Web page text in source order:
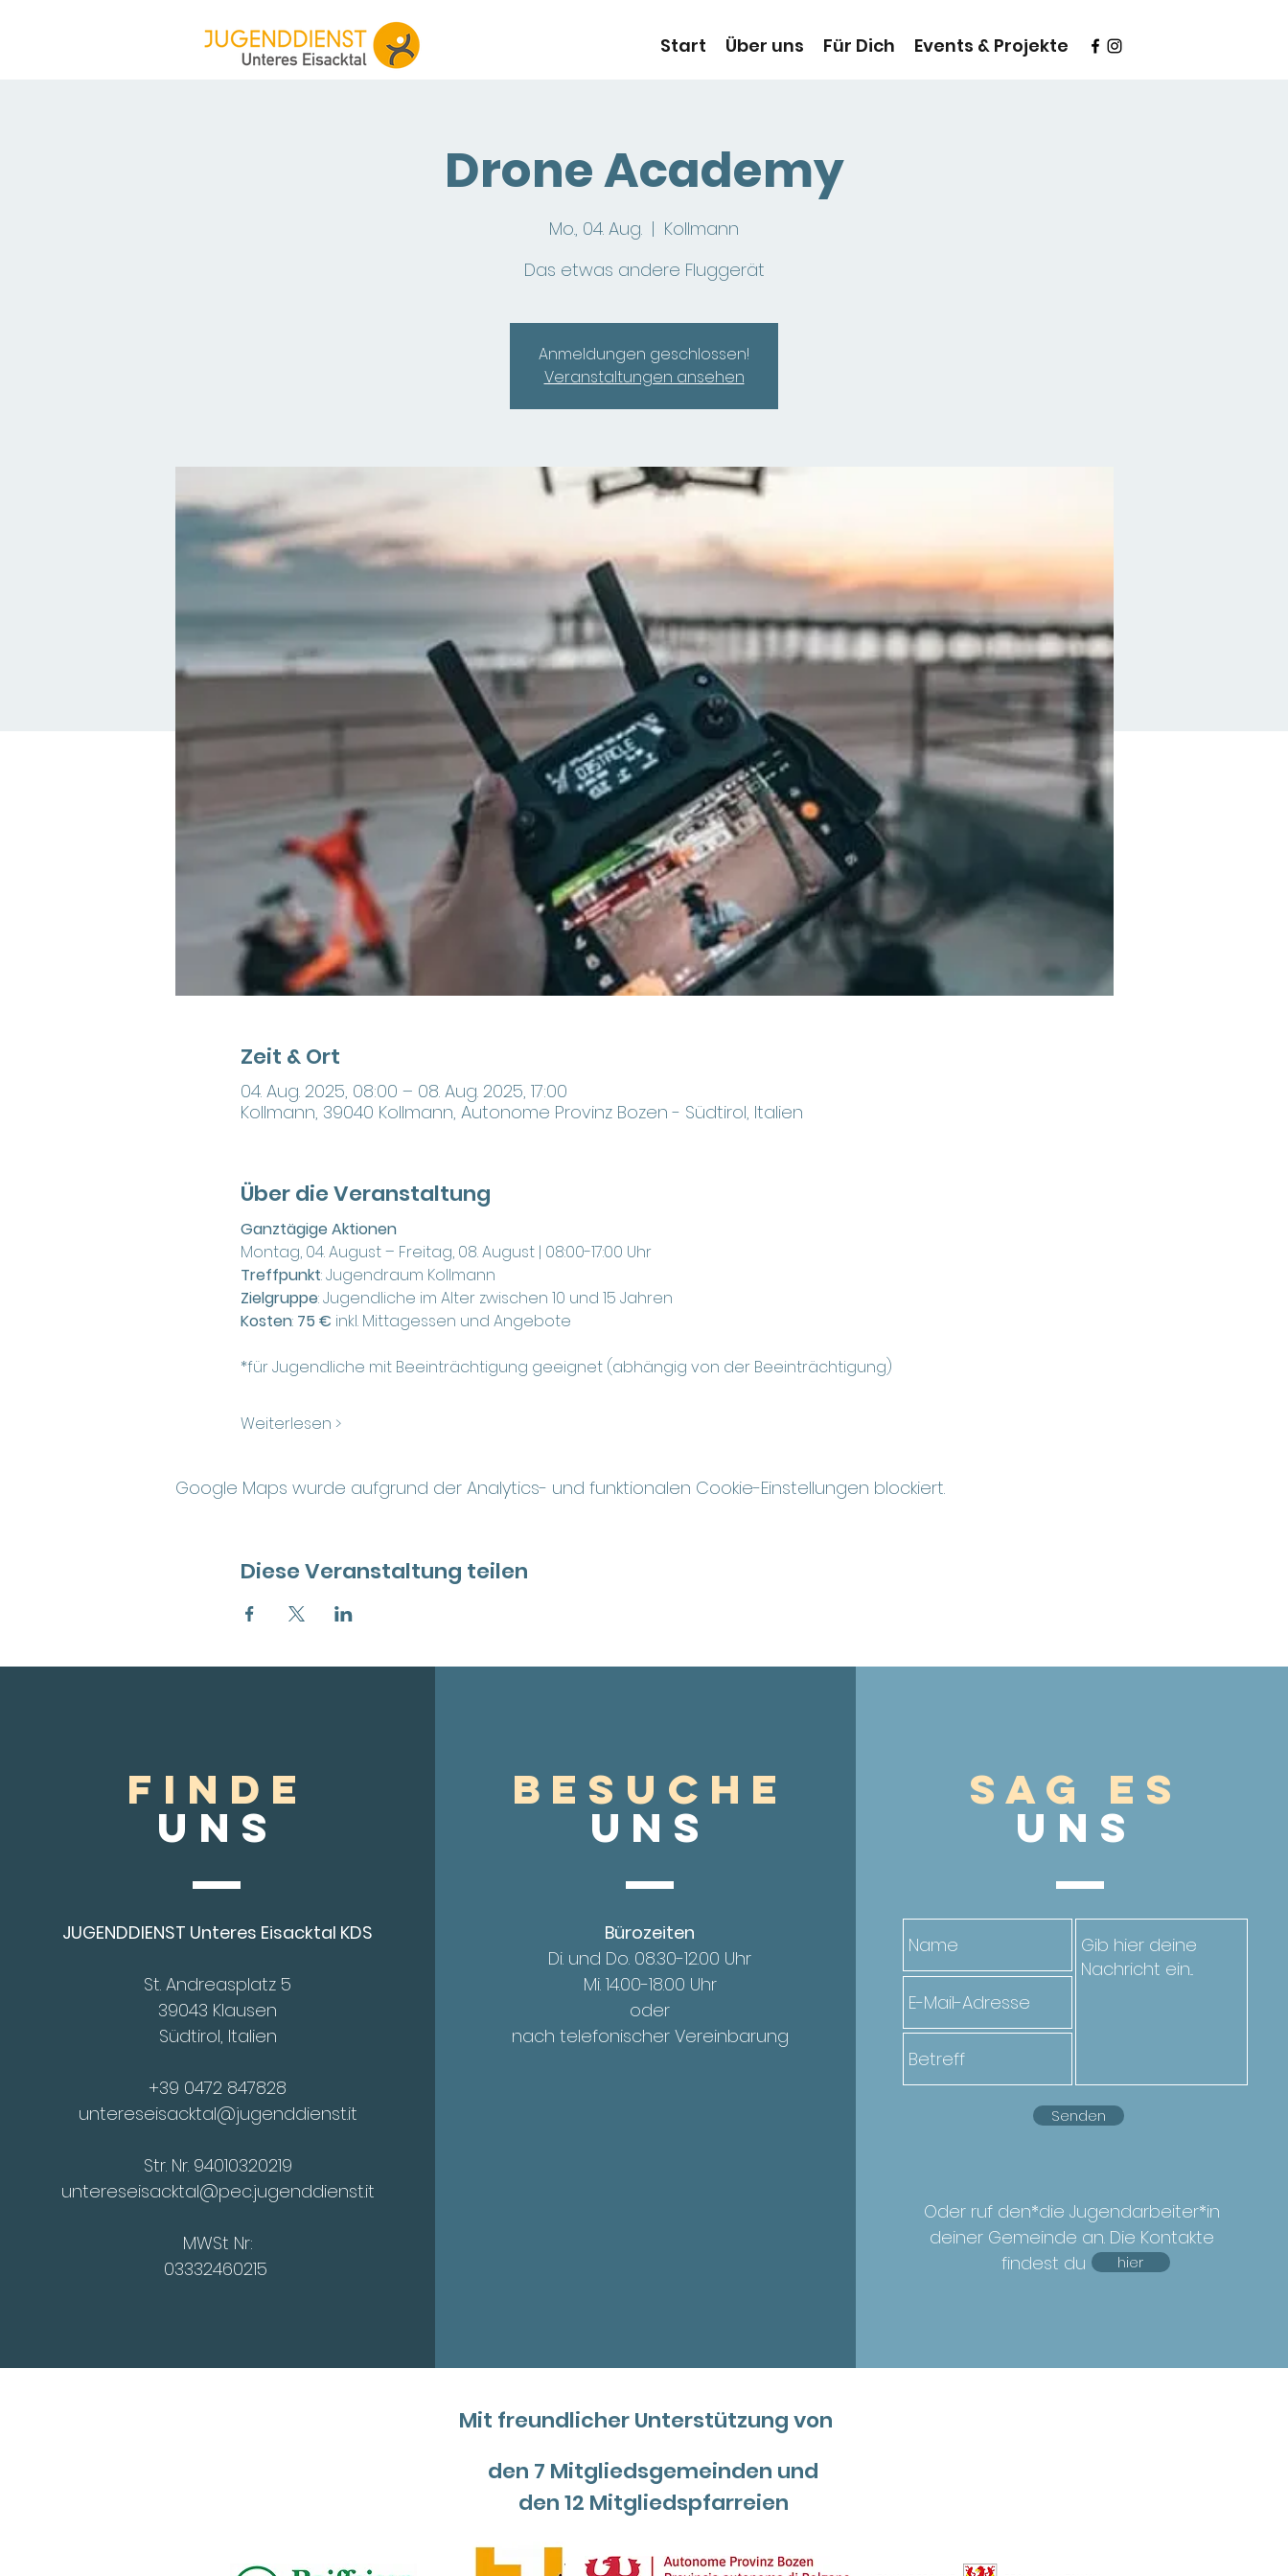
Start Über uns Für Dich Events & Projekte
Drone Academy
Mo., 04. Aug.
  |
Kollmann
Das etwas andere Fluggerät
Anmeldungen geschlossen!
Veranstaltungen ansehen
Zeit & Ort
04. Aug. 2025, 08:00 – 08. Aug. 2025, 17:00
Kollmann, 39040 Kollmann, Autonome Provinz Bozen - Südtirol, Italien
Über die Veranstaltung
Ganztägige Aktionen
Montag, 04. August – Freitag, 08. August | 08:00-17:00 Uhr
Treffpunkt: Jugendraum Kollmann
Zielgruppe: Jugendliche im Alter zwischen 10 und 15 Jahren
Kosten: 75 € inkl. Mittagessen und Angebote
*für Jugendliche mit Beeinträchtigung geeignet (abhängig von der Beeinträchtigung)
Weiterlesen >
Google Maps wurde aufgrund der Analytics- und funktionalen Cookie-Einstellungen blockiert.
Diese Veranstaltung teilen
FINDE
Uns
JUGENDDIENST Unteres Eisacktal KDS
St. Andreasplatz 5
39043 Klausen
Südtirol, Italien
+39 0472 847828
untereseisacktal@jugenddienst.it
Str. Nr. 94010320219
untereseisacktal@pec.jugenddienst.it
MWSt Nr:
03332460215
Besuche
UnS
Bürozeiten
Di. und Do. 08.30-12.00 Uhr
Mi. 14.00-18.00 Uhr
oder
nach telefonischer Vereinbarung
Sag es
UnS
Senden
Oder ruf den*die Jugendarbeiter*in
deiner Gemeinde an. Die Kontakte
findest du
hier
Mit freundlicher Unterstützung von
den 7 Mitgliedsgemeinden und
den 12 Mitgliedspfarreien